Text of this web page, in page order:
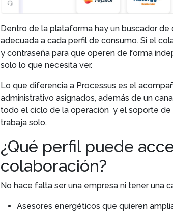
Dentro de la plataforma hay un buscador
adecuada a cada perfil de consumo. Si el
y contraseña para que operen de forma
solo lo que necesita ver.
Lo que diferencia a Processus es el
administrativo asignados, además de un
todo el ciclo de la operación y el soporte de
trabaja solo.
¿Qué perfil puede
colaboración?
No hace falta ser una empresa ni tener una
Asesores energéticos que quieren